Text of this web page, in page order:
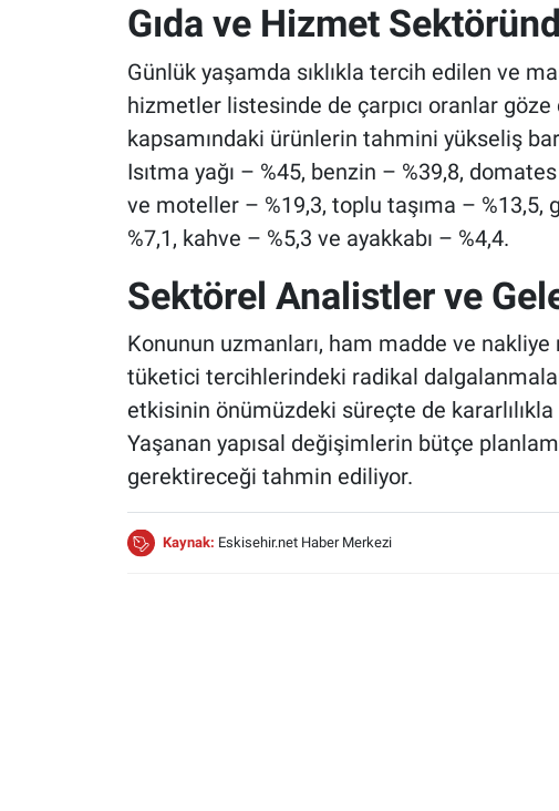
Gıda ve Hizmet
Günlük yaşamda sıklıkla tercih edilen ve
hizmetler listesinde de çarpıcı oranlar göze
kapsamındaki ürünlerin tahmini yükseliş
Isıtma yağı – %45, benzin – %39,8,
ve moteller – %19,3, toplu taşıma –
%7,1, kahve – %5,3 ve ayakkabı – %4,4.
Sektörel Analistler ve
Konunun uzmanları, ham madde ve
tüketici tercihlerindeki radikal
etkisinin önümüzdeki süreçte de
Yaşanan yapısal değişimlerin bütçe
gerektireceği tahmin ediliyor.
Kaynak: Eskisehir.net Haber Merkezi